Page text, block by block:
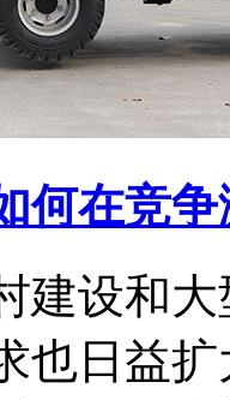
何在竞
建设和
也日益